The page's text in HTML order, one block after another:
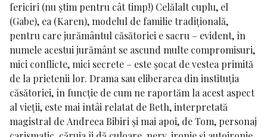
fericiri (nu știm pentru cât timp!) Celălalt cuplu, el
(Gabe), ea (Karen), modelul de familie tradițională,
pentru care jurământul căsătoriei e sacru – evident, în
numele acestui jurământ se ascund multe compromisuri,
mici conflicte, mici secrete – este șocat de vestea primită
de la prietenii lor. Drama sau eliberarea din instituția
căsătoriei, în funcție de cum ne raportăm la acest aspect
al vieții, este mai întâi relatat de Beth, interpretată
magistral deAndreea Bibiri și mai apoi, de Tom, personaj